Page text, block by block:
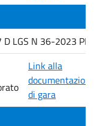
LGS N 36-2023 PER
Link alla
documentazione
di gara